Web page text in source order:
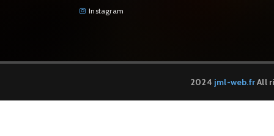
Instagram
2024 jml-web.frAll